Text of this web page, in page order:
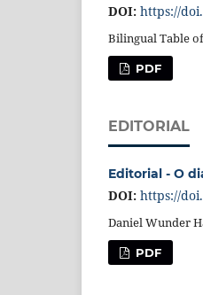
DOI: https://
Bilingual Table
PDF
EDITORIAL
Editorial - O
DOI: https://
Daniel Wunder
PDF